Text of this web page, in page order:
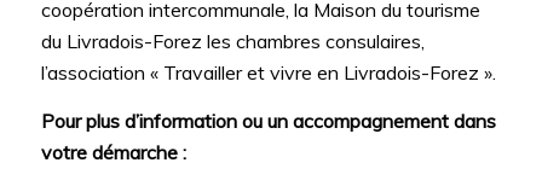
coopération intercommunale, la Maison du tourisme
du Livradois-Forez les chambres consulaires,
l’association « Travailler et vivre en Livradois-Forez ».
Pour plus d’information ou un accompagnement dans
votre démarche :